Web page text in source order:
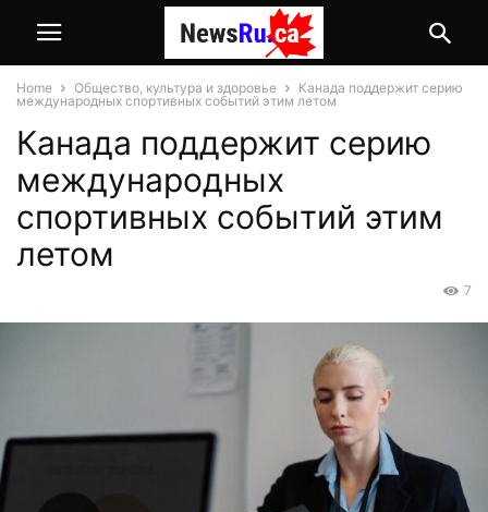
Home Общество, культура и здоровье
Канада поддержит серию
международных спортивных событий этим летом
Канада поддержит серию
международных
спортивных событий этим
летом
7